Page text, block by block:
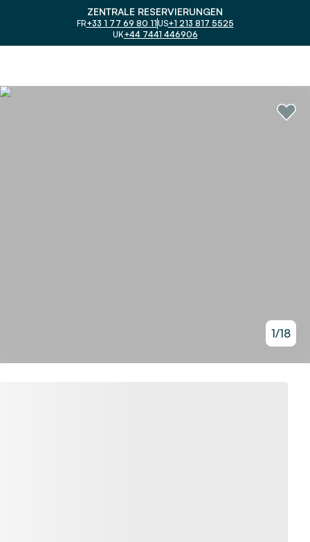
ZENTRALE RESERVIERUNGEN
FR+33 1 77 69 80 11US+1 213 817 5525
UK+44 7441 446906
1/18